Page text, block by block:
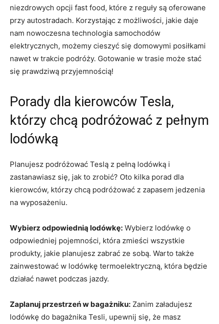
niezdrowych ⁤opcji⁢ fast food, które z reguły są oferowane
przy autostradach. Korzystając⁢ z możliwości, jakie daje⁢
nam nowoczesna⁤ technologia‍ samochodów
elektrycznych, możemy cieszyć się‍ domowymi posiłkami
nawet w ⁤trakcie podróży. Gotowanie w trasie może stać
się prawdziwą przyjemnością!
Porady dla kierowców Tesla,​
którzy chcą podróżować z ⁢pełnym
lodówką
Planujesz podróżować Teslą z⁢ pełną⁣ lodówką i
zastanawiasz się, jak to ⁣zrobić? Oto kilka porad dla
kierowców, ‌którzy chcą podróżować z​ zapasem jedzenia
‍na wyposażeniu.
Wybierz odpowiednią lodówkę: Wybierz lodówkę o
‍odpowiedniej pojemności, która zmieści wszystkie
produkty, jakie planujesz‌ zabrać ‍ze sobą. Warto także
zainwestować w lodówkę termoelektryczną, która⁢ będzie‌
działać nawet podczas jazdy.
Zaplanuj przestrzeń w bagażniku: Zanim ‍załadujesz
lodówkę do bagażnika​ Tesli, upewnij ‍się, że‌ masz